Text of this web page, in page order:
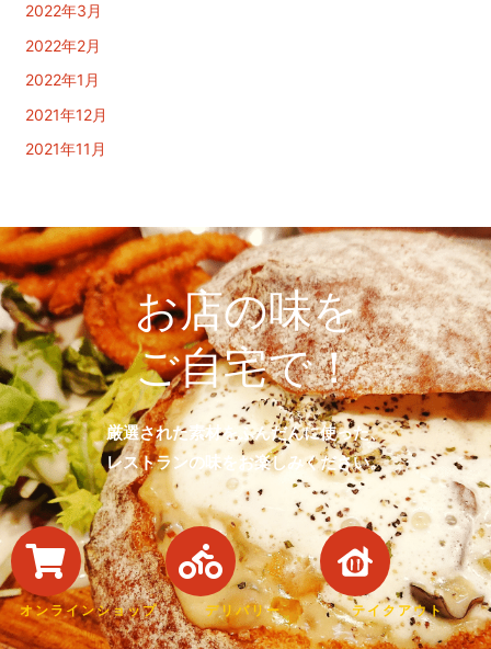
2022年3月
2022年2月
2022年1月
2021年12月
2021年11月
お店の味を
ご自宅で！
厳選された素材をふんだんに使った、
レストランの味をお楽しみください。
オンラインショップ デリバリー テイクアウト